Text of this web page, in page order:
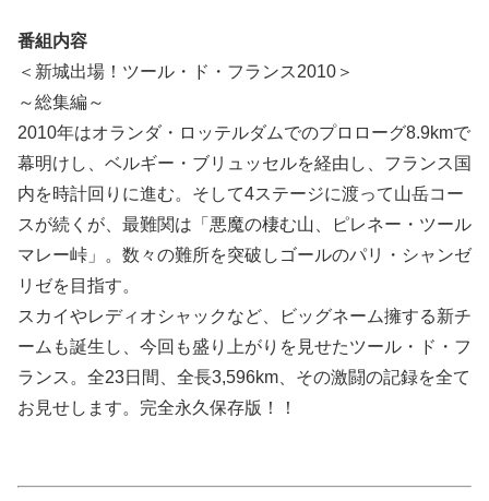
番組内容
＜新城出場！ツール・ド・フランス2010＞
～総集編～
2010年はオランダ・ロッテルダムでのプロローグ8.9kmで
幕明けし、ベルギー・ブリュッセルを経由し、フランス国
内を時計回りに進む。そして4ステージに渡って山岳コー
スが続くが、最難関は「悪魔の棲む山、ピレネー・ツール
マレー峠」。数々の難所を突破しゴールのパリ・シャンゼ
リゼを目指す。
スカイやレディオシャックなど、ビッグネーム擁する新チ
ームも誕生し、今回も盛り上がりを見せたツール・ド・フ
ランス。全23日間、全長3,596km、その激闘の記録を全て
お見せします。完全永久保存版！！